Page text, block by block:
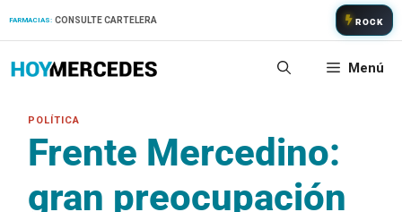
FARMACIAS: CONSULTE CARTELERA ROCK
Menú
Frente Mercedino:
gran preocupación